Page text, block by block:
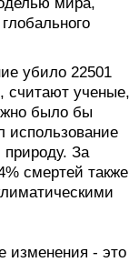
убило 22501
ученые,
было бы
использование
природу. За
смертей также
изменения - это